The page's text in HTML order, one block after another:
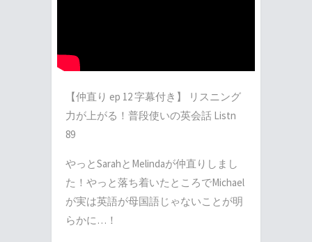
【仲直り ep 12 字幕付き】 リスニング
力が上がる！普段使いの英会話 Listn
89
やっとSarahとMelindaが仲直りしまし
た！やっと落ち着いたところでMichael
が実は英語が母国語じゃないことが明
らかに…！